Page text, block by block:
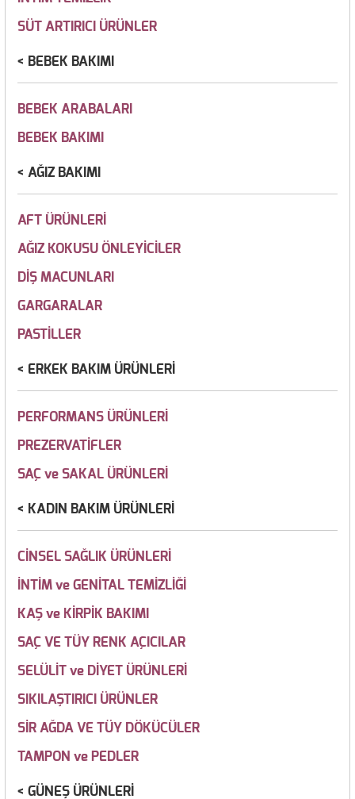
SÜT ARTIRICI ÜRÜNLER
BEBEK BAKIMI
BEBEK ARABALARI
BEBEK BAKIMI
AĞIZ BAKIMI
AFT ÜRÜNLERİ
AĞIZ KOKUSU ÖNLEYİCİLER
DİŞ MACUNLARI
GARGARALAR
PASTİLLER
ERKEK BAKIM ÜRÜNLERİ
PERFORMANS ÜRÜNLERİ
PREZERVATİFLER
SAÇ ve SAKAL ÜRÜNLERİ
KADIN BAKIM ÜRÜNLERİ
CİNSEL SAĞLIK ÜRÜNLERİ
İNTİM ve GENİTAL TEMİZLİĞİ
KAŞ ve KİRPİK BAKIMI
SAÇ VE TÜY RENK AÇICILAR
SELÜLİT ve DİYET ÜRÜNLERİ
SIKILAŞTIRICI ÜRÜNLER
SİR AĞDA VE TÜY DÖKÜCÜLER
TAMPON ve PEDLER
GÜNEŞ ÜRÜNLERİ